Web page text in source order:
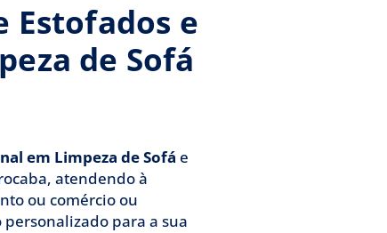
Estofados e
de Sofá
em Limpeza de Sofá e
atendendo à
ou comércio ou
para a sua